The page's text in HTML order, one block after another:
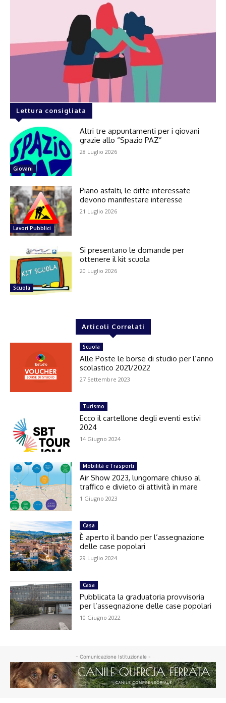
Lettura consigliata
Giovani
Altri tre appuntamenti per i giovani
grazie allo “Spazio PAZ”
28 Luglio 2026
Lavori Pubblici
Piano asfalti, le ditte interessate
devono manifestare interesse
21 Luglio 2026
Scuola
Si presentano le domande per
ottenere il kit scuola
20 Luglio 2026
Articoli Correlati
Scuola
Alle Poste le borse di studio per l’anno
scolastico 2021/2022
27 Settembre 2023
Turismo
Ecco il cartellone degli eventi estivi
2024
14 Giugno 2024
Mobilità e Trasporti
Air Show 2023, lungomare chiuso al
traffico e divieto di attività in mare
1 Giugno 2023
Casa
È aperto il bando per l’assegnazione
delle case popolari
29 Luglio 2024
Casa
Pubblicata la graduatoria provvisoria
per l’assegnazione delle case popolari
10 Giugno 2022
- Comunicazione Istituzionale -